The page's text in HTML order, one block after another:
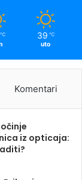
℃ 39 ℃
uto
Komentari
iz opticaja: